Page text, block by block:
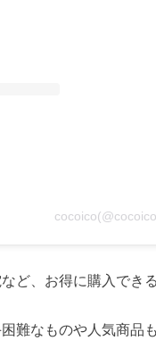
ど、お得に購入でき
難なものや人気商品